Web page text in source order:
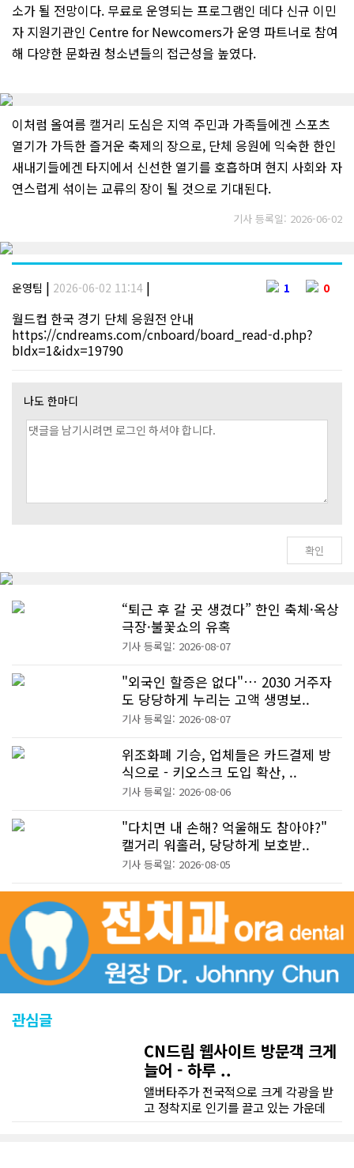
소가 될 전망이다. 무료로 운영되는 프로그램인 데다 신규 이민
자 지원기관인 Centre for Newcomers가 운영 파트너로 참여
해 다양한 문화권 청소년들의 접근성을 높였다.
이처럼 올여름 캘거리 도심은 지역 주민과 가족들에겐 스포츠
열기가 가득한 즐거운 축제의 장으로, 단체 응원에 익숙한 한인
새내기들에겐 타지에서 신선한 열기를 호흡하며 현지 사회와 자
연스럽게 섞이는 교류의 장이 될 것으로 기대된다.
기사 등록일: 2026-06-02
운영팀 | 2026-06-02 11:14 | 1 0
월드컵 한국 경기 단체 응원전 안내
https://cndreams.com/cnboard/board_read-d.php?
bIdx=1&idx=19790
나도 한마디
“퇴근 후 갈 곳 생겼다” 한인 축체·옥상
극장·불꽃쇼의 유혹
기사 등록일: 2026-08-07
"외국인 할증은 없다"… 2030 거주자
도 당당하게 누리는 고액 생명보..
기사 등록일: 2026-08-07
위조화폐 기승, 업체들은 카드결제 방
식으로 - 키오스크 도입 확산, ..
기사 등록일: 2026-08-06
"다치면 내 손해? 억울해도 참아야?"
캘거리 워홀러, 당당하게 보호받..
기사 등록일: 2026-08-05
관심글
CN드림 웹사이트 방문객 크게
늘어 - 하루 ..
앨버타주가 전국적으로 크게 각광을 받
고 정착지로 인기를 끌고 있는 가운데